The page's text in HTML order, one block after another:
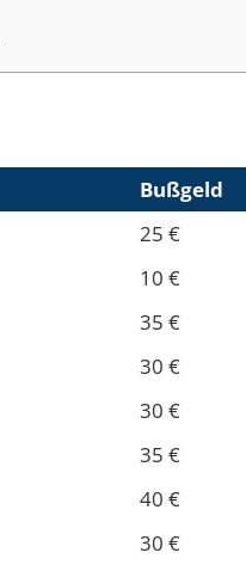
Bußgeld
25 €
10 €
35 €
30 €
30 €
35 €
40 €
30 €